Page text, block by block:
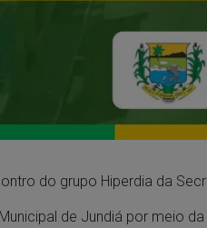
do grupo Hiperdia da
de Jundiá por meio